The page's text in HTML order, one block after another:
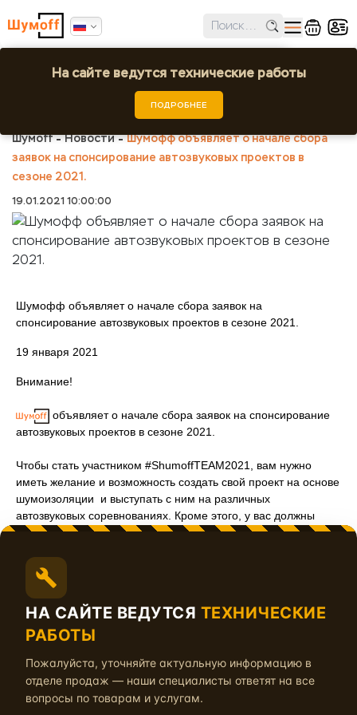
Ошибка поиска региона!
Выбрать город или регион
Шумофф объявляет о начале сбора
заявок на спонсирование автозвуковых
проектов в сезоне 2021.
Шумоff Новости
Шумофф объявляет о начале сбора
заявок на спонсирование автозвуковых проектов в
сезоне 2021.
19.01.2021 10:00:00
Шумофф объявляет о начале сбора заявок на
спонсирование автозвуковых проектов в сезоне 2021.
19 января 2021
Внимание!
объявляет о начале сбора заявок на спонсирование
автозвуковых проектов в сезоне 2021.
Чтобы стать участником #ShumoffTEAM2021, вам нужно
иметь желание и возможность создать свой проект на основе
шумоизоляции и выступать с ним на различных
автозвуковых соревнованиях. Кроме этого, у вас должны
быть аккаунты в социальных сетях, где будут публиковаться
Модель сотрудничества:
Вам необходимо ЗАПОЛНИТЬ ЗАЯВКУ – указать
информацию о себе, своих проектах со списком наград в
форме по ссылке.
Мы проводим СБОР и АНАЛИЗ заявок до 21 Февраля 2021
года по следующим критериям:
- наличие и численность групп в социальных сетях,
На сайте ведутся технические работы
ПОДРОБНЕЕ
НА САЙТЕ ВЕДУТСЯ ТЕХНИЧЕСКИЕ
РАБОТЫ
Пожалуйста, уточняйте актуальную информацию в
отделе продаж — наши специалисты ответят на все
вопросы по товарам и услугам.